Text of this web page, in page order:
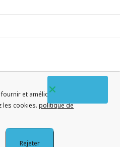
et améliorer nos services. En
les cookies. politique de
Rejeter